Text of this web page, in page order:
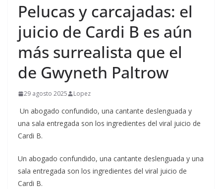
​Pelucas y carcajadas: el
juicio de Cardi B es aún
más surrealista que el
de Gwyneth Paltrow
29 agosto 2025 Lopez
Un abogado confundido, una cantante deslenguada y
una sala entregada son los ingredientes del viral juicio de
Cardi B.
​Un abogado confundido, una cantante deslenguada y una
sala entregada son los ingredientes del viral juicio de
Cardi B.